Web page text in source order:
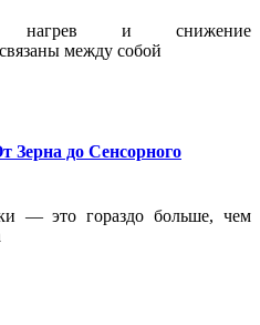
нагрев и снижение
между собой
до Сенсорного
— это гораздо больше, чем